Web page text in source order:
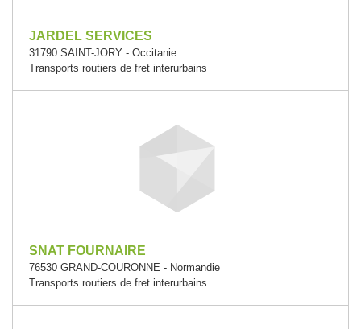
JARDEL SERVICES
31790 SAINT-JORY - Occitanie
Transports routiers de fret interurbains
SNAT FOURNAIRE
76530 GRAND-COURONNE - Normandie
Transports routiers de fret interurbains